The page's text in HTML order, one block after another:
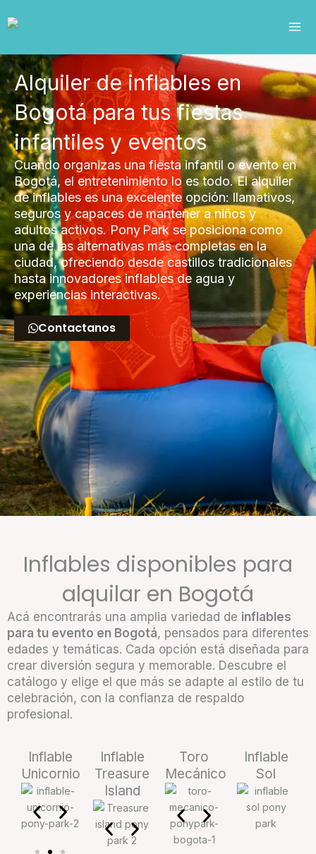
Alquiler de inflables en
Bogotá para tus fiestas
infantiles y eventos
Cuando organizas una fiesta infantil o evento en
Bogotá, el entretenimiento lo es todo. El alquiler
de inflables es una excelente opción: llamativos,
seguros y capaces de mantener a niños y
adultos activos. Pony Park se posiciona como
una de las alternativas más completas en la
ciudad, ofreciendo desde castillos tradicionales
hasta innovadores inflables de agua y
experiencias interactivas.
Contactanos
Inflables disponibles para
alquilar en Bogotá
Acá encontrarás una amplia variedad de inflables
para tu evento en Bogotá, pensados para diferentes
edades y temáticas. Cada opción está diseñada para
crear diversión segura y memorable. Descubre el
catálogo y elige el que más se adapte al estilo de tu
celebración, con la confianza de respaldo
profesional.
Inflable
Unicornio
Inflable
Treasure
Island
Toro
Mecánico
Inflable
Sol